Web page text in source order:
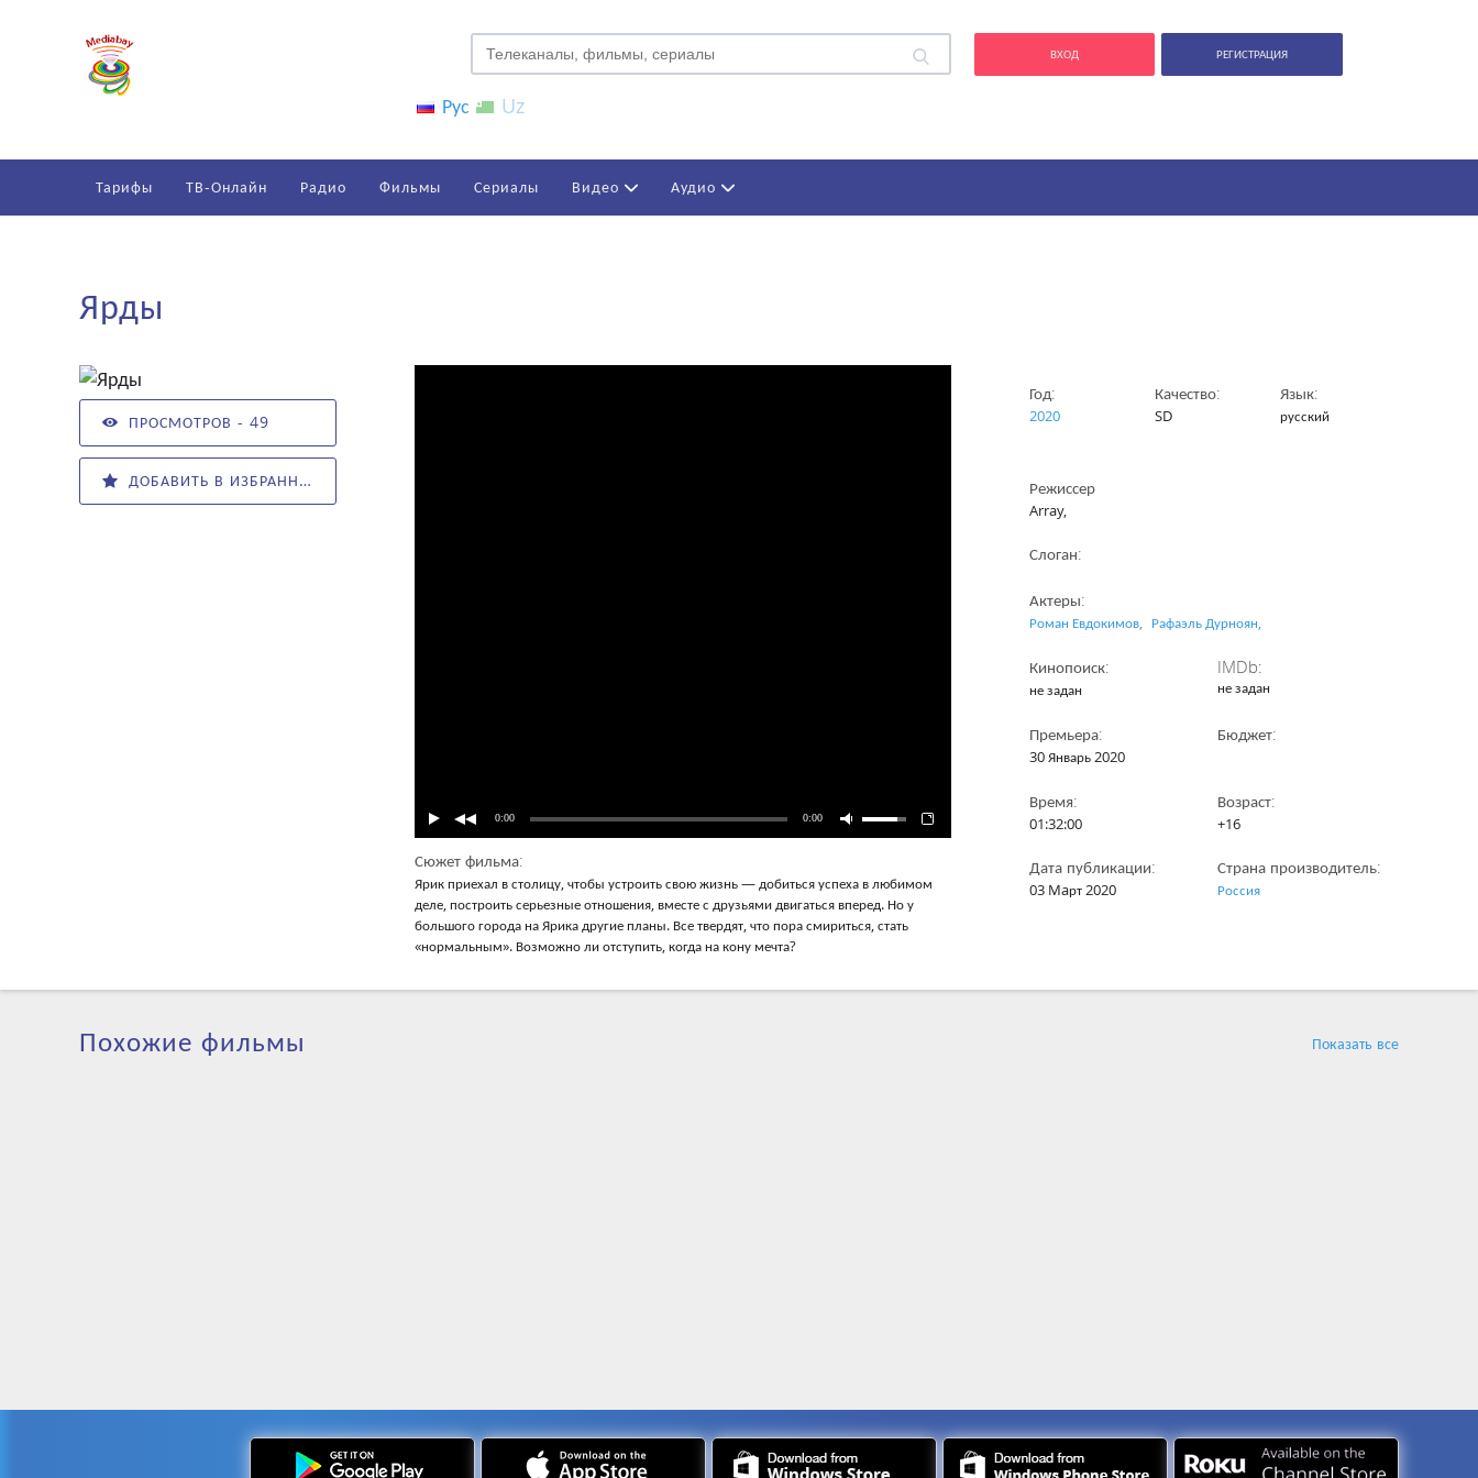
ВХОД РЕГИСТРАЦИЯ
Рус Uz
Тарифы ТВ-Онлайн Радио Фильмы Сериалы Видео Аудио
Ярды
ПРОСМОТРОВ - 49
ДОБАВИТЬ В ИЗБРАННОЕ
0:00 0:00
Сюжет фильма:
Ярик приехал в столицу, чтобы устроить свою жизнь — добиться успеха в любимом
деле, построить серьезные отношения, вместе с друзьями двигаться вперед. Но у
большого города на Ярика другие планы. Все твердят, что пора смириться, стать
«нормальным». Возможно ли отступить, когда на кону мечта?
Год:
2020
Качество:
SD
Язык:
русский
Режиссер
Array,
Слоган:
Актеры:
Роман Евдокимов, Рафаэль Дурноян,
Кинопоиск:
не задан
IMDb:
не задан
Премьера:
30 Январь 2020
Бюджет:
Время:
01:32:00
Возраст:
+16
Дата публикации:
03 Maрт 2020
Страна производитель:
Россия
Похожие фильмы Показать все